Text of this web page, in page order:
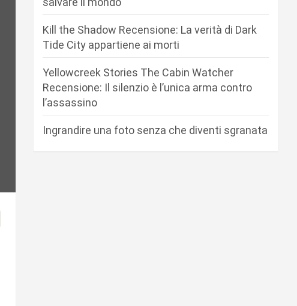
Kill the Shadow Recensione: La verità di Dark
Tide City appartiene ai morti
Yellowcreek Stories The Cabin Watcher
Recensione: Il silenzio è l’unica arma contro
l’assassino
Ingrandire una foto senza che diventi sgranata